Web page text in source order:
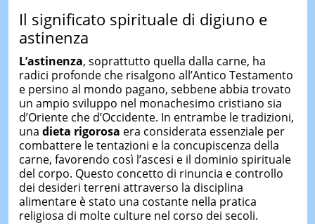
Il significato spirituale di digiuno e
astinenza
L’astinenza, soprattutto quella dalla carne, ha
radici profonde che risalgono all’Antico Testamento
e persino al mondo pagano, sebbene abbia trovato
un ampio sviluppo nel monachesimo cristiano sia
d’Oriente che d’Occidente. In entrambe le tradizioni,
una dieta rigorosa era considerata essenziale per
combattere le tentazioni e la concupiscenza della
carne, favorendo così l’ascesi e il dominio spirituale
del corpo. Questo concetto di rinuncia e controllo
dei desideri terreni attraverso la disciplina
alimentare è stato una costante nella pratica
religiosa di molte culture nel corso dei secoli.